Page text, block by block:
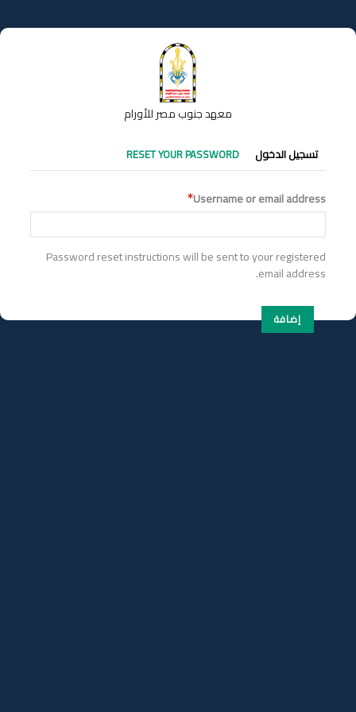
إلى
المحتوى
معهد جنوب مصر للأورام
التبويبات
الأساسية
تسجيل الدخول RESET YOUR PASSWORD
Username or email address
Password reset instructions will be sent to your registered
email address.